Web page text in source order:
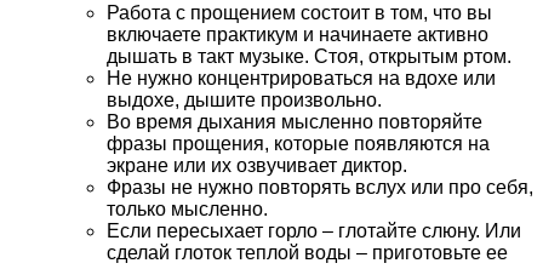
Работа с прощением состоит в том, что вы
включаете практикум и начинаете активно
дышать в такт музыке. Стоя, открытым ртом.
Не нужно концентрироваться на вдохе или
выдохе, дышите произвольно.
Во время дыхания мысленно повторяйте
фразы прощения, которые появляются на
экране или их озвучивает диктор.
Фразы не нужно повторять вслух или про себя,
только мысленно.
Если пересыхает горло – глотайте слюну. Или
сделай глоток теплой воды – приготовьте ее